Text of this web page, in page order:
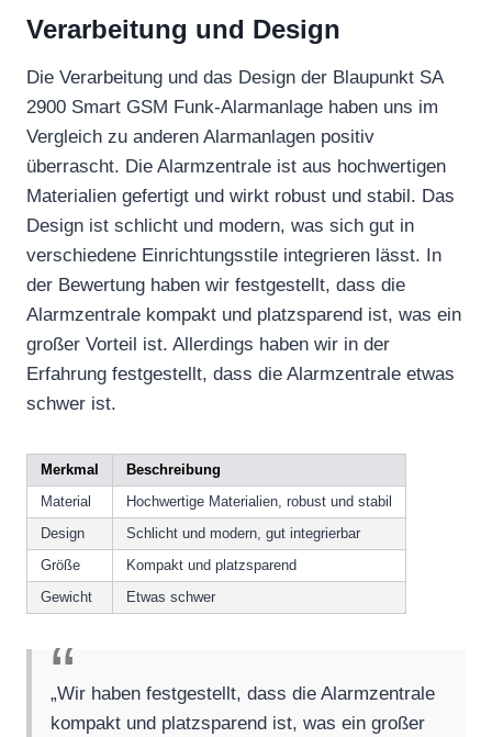
Verarbeitung und Design
Die Verarbeitung und das Design der Blaupunkt SA
2900 Smart GSM Funk-Alarmanlage haben uns im
Vergleich zu anderen Alarmanlagen positiv
überrascht. Die Alarmzentrale ist aus hochwertigen
Materialien gefertigt und wirkt robust und stabil. Das
Design ist schlicht und modern, was sich gut in
verschiedene Einrichtungsstile integrieren lässt. In
der Bewertung haben wir festgestellt, dass die
Alarmzentrale kompakt und platzsparend ist, was ein
großer Vorteil ist. Allerdings haben wir in der
Erfahrung festgestellt, dass die Alarmzentrale etwas
schwer ist.
Merkmal
Beschreibung
Material
Hochwertige Materialien, robust und stabil
Design
Schlicht und modern, gut integrierbar
Größe
Kompakt und platzsparend
Gewicht
Etwas schwer
„Wir haben festgestellt, dass die Alarmzentrale
kompakt und platzsparend ist, was ein großer